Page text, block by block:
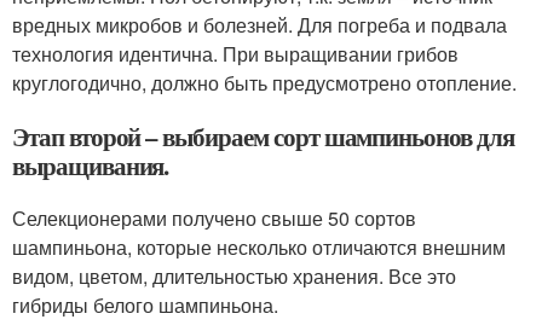
вредных микробов и болезней. Для погреба и подвала
технология идентична. При выращивании грибов
круглогодично, должно быть предусмотрено отопление.
Этап второй – выбираем сорт шампиньонов для
выращивания.
Селекционерами получено свыше 50 сортов
шампиньона, которые несколько отличаются внешним
видом, цветом, длительностью хранения. Все это
гибриды белого шампиньона.